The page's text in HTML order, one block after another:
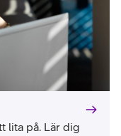
lita på. Lär dig